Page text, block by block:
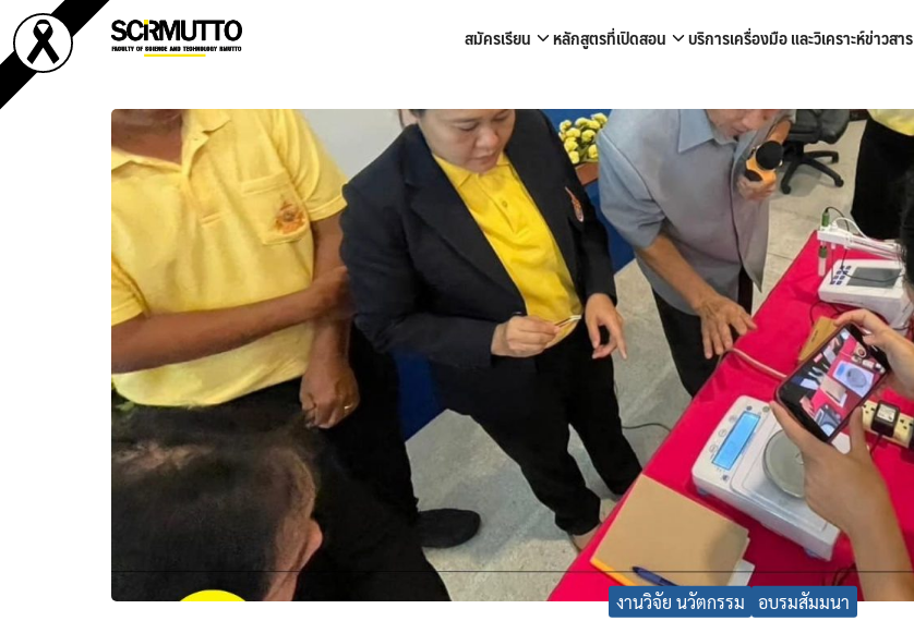
Skip
to
content
สมัครเรียน หลักสูตรที่เปิดสอน บริการเครื่องมือ และวิเคราะห์ข่าวสาร
for:
งานวิจัย นวัตกรรม อบรมสัมมนา